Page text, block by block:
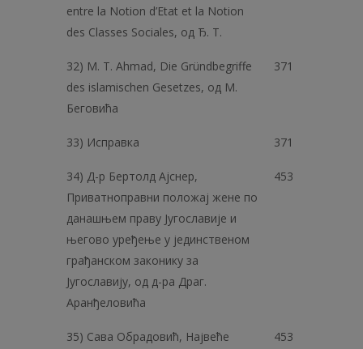
entre la Notion d’Etat et la Notion
des Classes Sociales, од Ђ. T.
32) M. Т. Ahmad, Die Gründbegriffe
des islamischen Gesetzes, од M.
Беговића
371
33) Исправка 371
34) Д-р Бертолд Ајснер,
Приватноправни положај жене по
данашњем праву Југославије и
његово уређење у јединственом
грађанском законику за
Југославију, од д-ра Драг.
Аранђеловића
453
35) Сава Обрадовић, Највеће
453